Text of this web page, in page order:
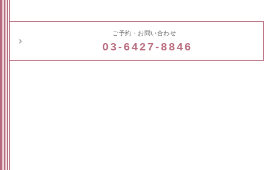
ご予約・お問い合わせ
03-6427-8846